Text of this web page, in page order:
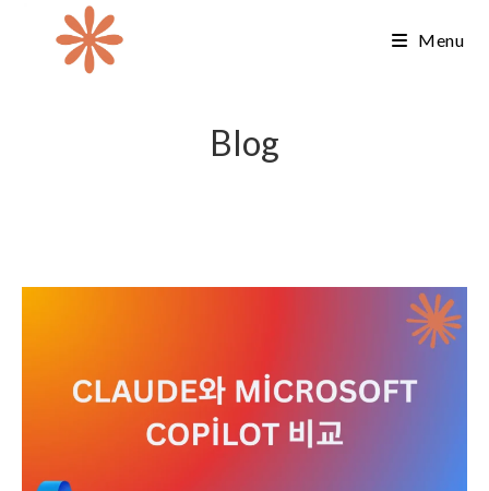
Menu
Blog